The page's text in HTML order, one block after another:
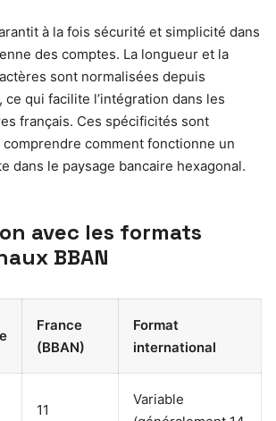
à la fois sécurité et simplicité dans
des comptes. La longueur et la
sont normalisées depuis
ce qui facilite l’intégration dans les
français. Ces spécificités sont
comment fonctionne un
dans le paysage bancaire hexagonal.
avec les formats
BBAN
France
(BBAN)
Format
international
11
Variable